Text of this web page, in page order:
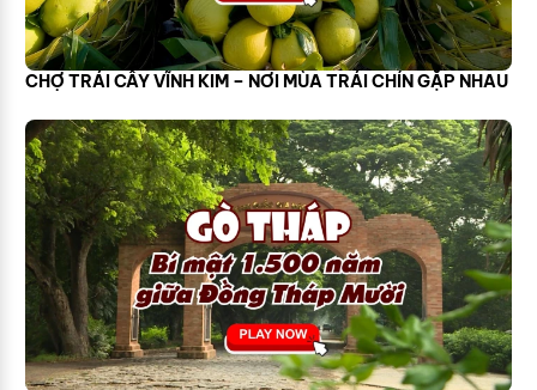
CHỢ TRÁI CÂY VĨNH KIM – NƠI MÙA TRÁI CHÍN GẶP NHAU